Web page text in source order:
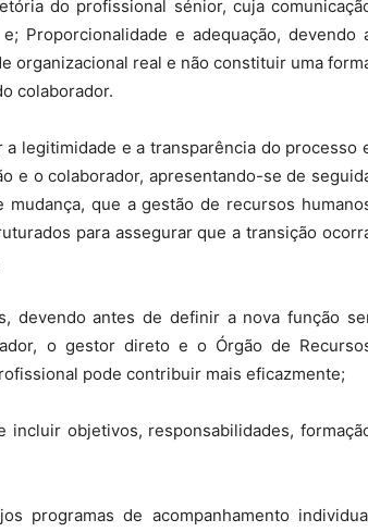
do profissional sénior, cuja
Proporcionalidade e adequação, devendo
organizacional real e não constituir uma
colaborador.
legitimidade e a transparência do processo
e o colaborador, apresentando-se de
que a gestão de recursos
para assegurar que a transição
devendo antes de definir a nova função
o gestor direto e o Órgão de
pode contribuir mais eficazmente;
incluir objetivos, responsabilidades,
programas de acompanhamento